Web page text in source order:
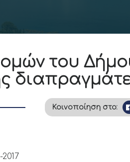
του
Κοινοποίηση στο: